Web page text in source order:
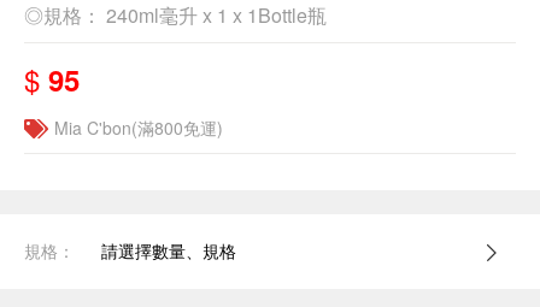
◎規格： 240ml毫升 x 1 x 1Bottle瓶
$ 95
Mia C'bon(滿800免運)
規格： 請選擇數量、規格